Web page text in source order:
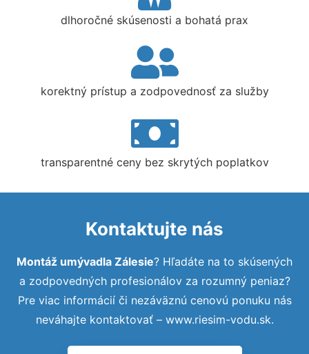
dlhoročné skúsenosti a bohatá prax
korektný prístup a zodpovednosť za služby
transparentné ceny bez skrytých poplatkov
Kontaktujte nás
Montáž umývadla Zálesie? Hľadáte na to skúsených
a zodpovedných profesionálov za rozumný peniaz?
Pre viac informácií či nezáväznú cenovú ponuku nás
neváhajte kontaktovať – www.riesim-vodu.sk.